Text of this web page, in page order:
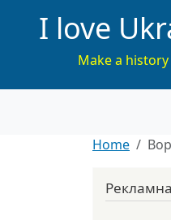
I love
Make a
Home